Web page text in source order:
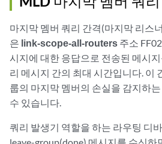
마지막 멤버 쿼리 간격(마지막 리스
은 link-scope-all-routers 주소
시지에 대한 응답으로 전송된 메시
리 메시지 간의 최대 시간입니다. 이
룹의 마지막 멤버의 손실을 감지하
수 있습니다.
쿼리 발생기 역할을 하는 라우팅 디